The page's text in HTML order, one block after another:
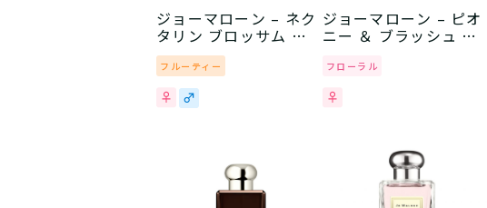
ジョーマローン – ネク
タリン ブロッサム ＆
ハニー
フルーティー
ジョーマローン – ピオ
ニー ＆ ブラッシュ ス
フローラル